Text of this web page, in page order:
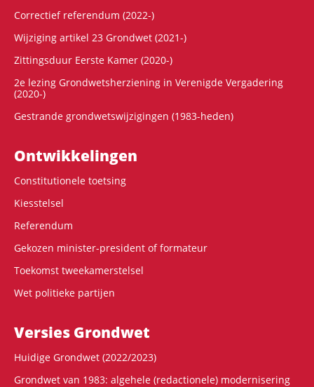
Correctief referendum (2022-)
Wijziging artikel 23 Grondwet (2021-)
Zittingsduur Eerste Kamer (2020-)
2e lezing Grondwetsherziening in Verenigde Vergadering
(2020-)
Gestrande grondwetswijzigingen (1983-heden)
Ontwikke­lingen
Constitutionele toetsing
Kiesstelsel
Referendum
Gekozen minister-president of formateur
Toekomst tweekamerstelsel
Wet politieke partijen
Versies Grondwet
Huidige Grondwet (2022/2023)
Grondwet van 1983: algehele (redactionele) modernisering